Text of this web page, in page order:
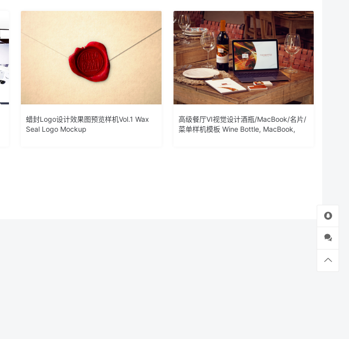
蜡封Logo设计效果图预览样机Vol.1 Wax
Seal Logo Mockup
高级餐厅VI视觉设计酒瓶/MacBook/名片/
菜单样机模板 Wine Bottle, MacBook,